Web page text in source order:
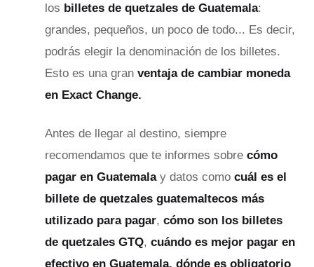
los billetes de quetzales de Guatemala:
grandes, pequeños, un poco de todo... Es decir,
podrás elegir la denominación de los billetes.
Esto es una gran ventaja de cambiar moneda
en Exact Change.
Antes de llegar al destino, siempre
recomendamos que te informes sobre cómo
pagar en Guatemala y datos como cuál es el
billete de quetzales guatemaltecos más
utilizado para pagar, cómo son los billetes
de quetzales GTQ, cuándo es mejor pagar en
efectivo en Guatemala, dónde es obligatorio